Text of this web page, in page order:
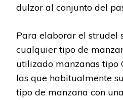
dulzor al conjunto del
Para elaborar el strudel
cualquier tipo de
utilizado manzanas tipo
las que habitualmente
tipo de manzana con